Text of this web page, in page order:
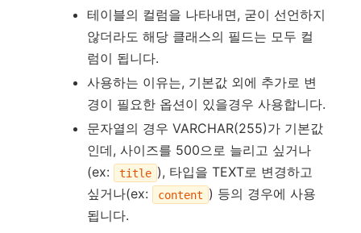
테이블의 컬럼을 나타내면, 굳이 선언하지
않더라도 해당 클래스의 필드는 모두 컬
럼이 됩니다.
사용하는 이유는, 기본값 외에 추가로 변
경이 필요한 옵션이 있을경우 사용합니다.
문자열의 경우 VARCHAR(255)가 기본값
인데, 사이즈를 500으로 늘리고 싶거나
(ex:
title ), 타입을 TEXT로 변경하고
싶거나(ex:
content ) 등의 경우에 사용
됩니다.